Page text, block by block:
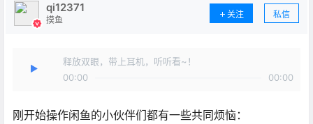
qi12371
摸鱼
关注 私信
释放双眼，带上耳机，听听看~！
00:00
00:00
刚开始操作闲鱼的小伙伴们都有一些共同烦恼：